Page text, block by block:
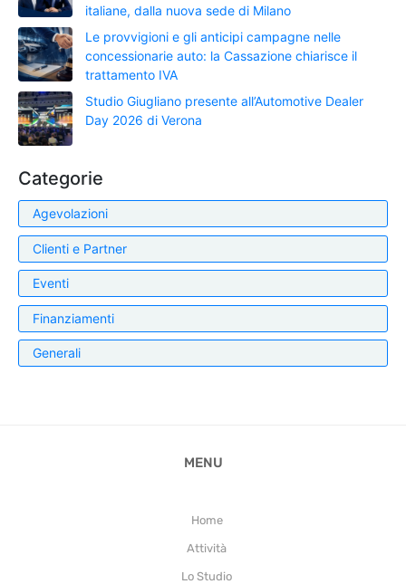
italiane, dalla nuova sede di Milano
Le provvigioni e gli anticipi campagne nelle
concessionarie auto: la Cassazione chiarisce il
trattamento IVA
Studio Giugliano presente all’Automotive Dealer
Day 2026 di Verona
Categorie
Agevolazioni
Clienti e Partner
Eventi
Finanziamenti
Generali
MENU
Home
Attività
Lo Studio